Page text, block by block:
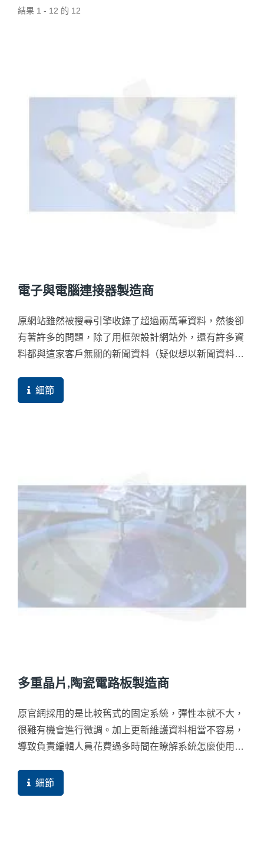
結果 1 - 12 的 12
電子與電腦連接器製造商
原網站雖然被搜尋引擎收錄了超過兩萬筆資料，然後卻
有著許多的問題，除了用框架設計網站外，還有許多資
料都與這家客戶無關的新聞資料（疑似想以新聞資料來
分類，產品只有...
細節
多重晶片,陶瓷電路板製造商
原官網採用的是比較舊式的固定系統，彈性本就不大，
很難有機會進行微調。加上更新維護資料相當不容易，
導致負責編輯人員花費過多時間在瞭解系統怎麼使用而
細節